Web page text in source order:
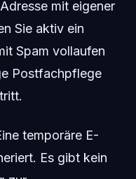
mit eigener
Sie aktiv ein
Spam vollaufen
Postfachpflege
temporäre E-
Es gibt kein